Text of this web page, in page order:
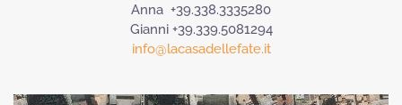
Anna +39.338.3335280
Gianni +39.339.5081294
info@lacasadellefate.it